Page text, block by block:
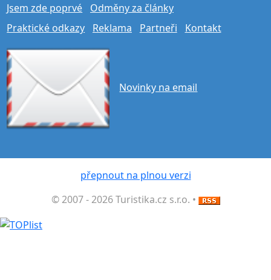
Jsem zde poprvé
Odměny za články
Praktické odkazy
Reklama Partneři Kontakt
Novinky na email
přepnout na plnou verzi
© 2007 - 2026 Turistika.cz s.r.o. •